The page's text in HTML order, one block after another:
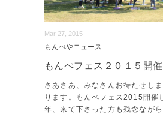
Mar 27, 2015
もんぺやニュース
もんぺフェス２０１５開催
さあさあ、みなさんお待たせし
ります。もんぺフェス2015開催
年、来て下さった方も残念なが